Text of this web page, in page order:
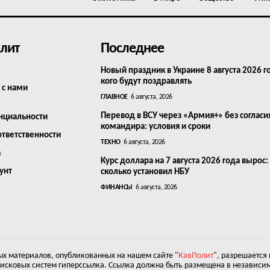
с нами
Последнее
Новый праздник в Украине 8 августа 2026
кого будут поздравлять
ГЛАВНОЕ 6 августа, 2026
Перевод в ВСУ через «Армия+» без
командира: условия и сроки
ТЕХНО 6 августа, 2026
Курс доллара на 7 августа 2026 года вырос:
сколько установил НБУ
ФИНАНСЫ 6 августа, 2026
материалов, опубликованных на нашем сайте " КавПолит",
систем гиперссылка. Ссылка должна быть размещена в